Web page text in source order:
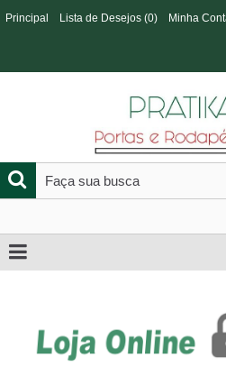
Principal Lista de Desejos (0) Minha